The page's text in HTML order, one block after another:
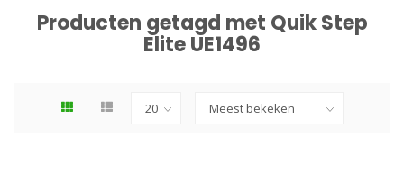
Producten getagd met Quik Step
Elite UE1496